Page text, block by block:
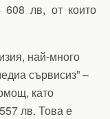
608 лв, от които
най-много
сървисиз” –
като
лв. Това е